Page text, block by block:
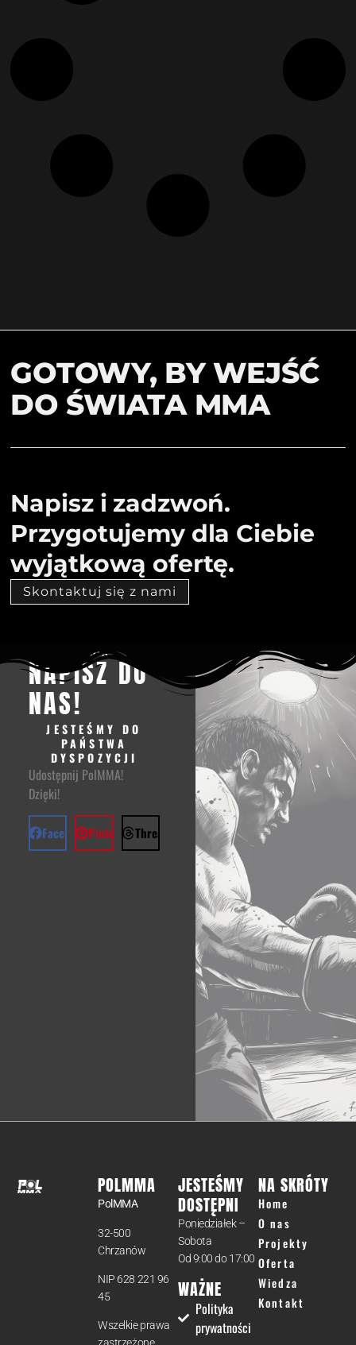
GOTOWY, BY WEJŚĆ
DO ŚWIATA MMA
Napisz i zadzwoń.
Przygotujemy dla Ciebie
wyjątkową ofertę.
Skontaktuj się z nami
MASZ PYTANIA
NAPISZ DO
NAS!
JESTEŚMY DO
PAŃSTWA
DYSPOZYCJI
Udostępnij PolMMA!
Dzięki!
FacebookPinterestThreads
POLMMA
PolMMA
32-500
Chrzanów
NIP 628 221 96
45
Wszelkie prawa
JESTEŚMY
DOSTĘPNI
Poniedziałek –
Sobota
Od 9:00 do 17:00
WAŻNE
Polityka
prywatności
NA SKRÓTY
Home
O nas
Projekty
Oferta
Wiedza
Kontakt